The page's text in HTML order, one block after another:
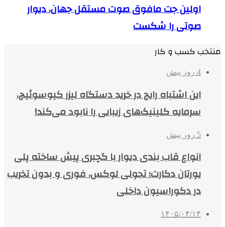
اولین جت مافوق صوت مستقل جهان، دیوار
صوتی را شکست
منتخب کسب و کار
4 روز پیش
این اشتباه رایج در خرید دستگاه لیزر کیوسوئیچ،
سرمایه کلینیک‌های زیبایی را نابود می‌کند!
5 روز پیش
انواع قاب بندی دیوار با گچبری پیش ساخته پلی
یورتان دکارت؛ تحولی لوکس، فوری و بدون تخریب
در دکوراسیون داخلی
۱۴۰۵/۰۴/۱۴